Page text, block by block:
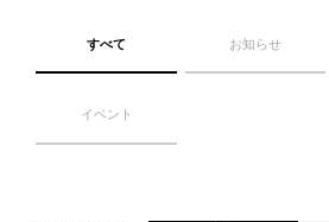
すべて お知らせ
イベント